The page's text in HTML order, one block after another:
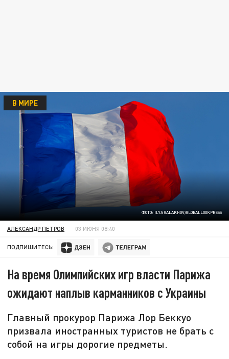
ФОТО: ILYA GALAKHOV/GLOBALLOOKPRESS
В МИРЕ
АЛЕКСАНДР ПЕТРОВ 03 ИЮНЯ 08:40
ПОДПИШИТЕСЬ:
На время Олимпийских игр власти Парижа
ожидают наплыв карманников с Украины
Главный прокурор Парижа Лор Беккуо
призвала иностранных туристов не брать с
собой на игры дорогие предметы.